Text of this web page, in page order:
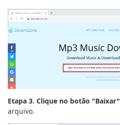
Etapa 3. Clique no botão "Baixar"
arquivo.